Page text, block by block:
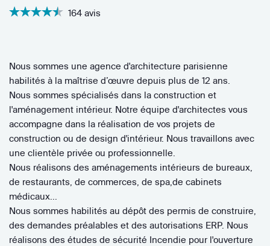
164 avis
Nous sommes une agence d'architecture parisienne
habilités à la maîtrise d’œuvre depuis plus de 12 ans.
Nous sommes spécialisés dans la construction et
l'aménagement intérieur. Notre équipe d'architectes vous
accompagne dans la réalisation de vos projets de
construction ou de design d'intérieur. Nous travaillons avec
une clientèle privée ou professionnelle.
Nous réalisons des aménagements intérieurs de bureaux,
de restaurants, de commerces, de spa,de cabinets
médicaux...
Nous sommes habilités au dépôt des permis de construire,
des demandes préalables et des autorisations ERP. Nous
réalisons des études de sécurité Incendie pour l'ouverture